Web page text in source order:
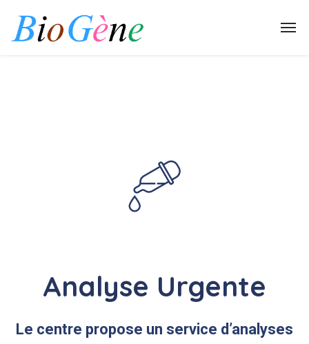
Analyse Urgente
Le centre propose un service d’analyses